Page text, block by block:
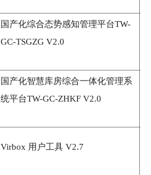
国产化综合态势感知管理平台TW-
GC-TSGZG V2.0
国产化智慧库房综合一体化管理系
统平台TW-GC-ZHKF V2.0
Virbox 用户工具 V2.7